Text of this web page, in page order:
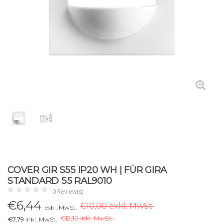
COVER GIR S55 IP20 WH | FÜR GIRA
STANDARD 55 RAL9010
0 Review(s)
€6,44 exkl. MwSt. €10,00 exkl. MwSt.
€7,79 Inkl. MwSt. €12,10 Inkl. MwSt..